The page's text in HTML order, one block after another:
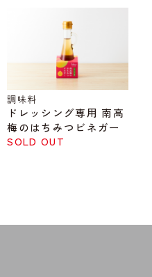
調味料
ドレッシング専用 南高
梅のはちみつビネガー
SOLD OUT